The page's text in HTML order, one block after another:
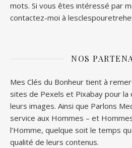
mots. Si vous êtes intéressé par
contactez-moi à
NOS
Mes Clés du Bonheur tient à
sites de Pexels et Pixabay pour la
leurs images. Ainsi que Parlons
service aux Hommes – et
l’Homme, quelque soit le temps
qualité de leurs contenus.